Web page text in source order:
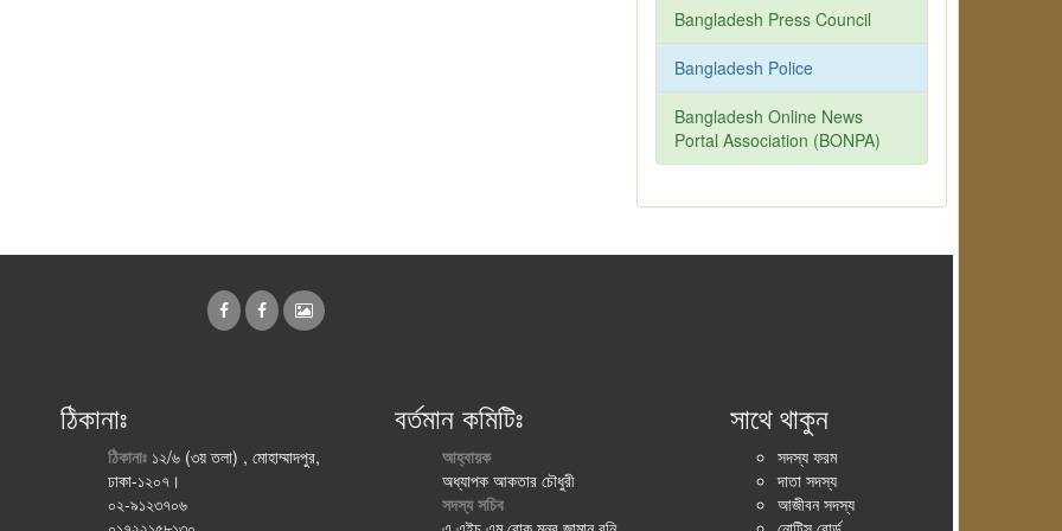
Bangladesh Press Council
Bangladesh Police
Bangladesh Online News
Portal Association (BONPA)
ঠিকানাঃ
ঠিকানাঃ ১২/৬ (৩য় তলা) , মোহাম্মাদপুর,
ঢাকা-১২০৭।
০২-৯১২৩৭০৬
বর্তমান কমিটিঃ
আহ্বায়ক
অধ্যাপক আকতার চৌধুরী
সদস্য সচিব
সাথে থাকুন
সদস্য ফরম
দাতা সদস্য
আজীবন সদস্য